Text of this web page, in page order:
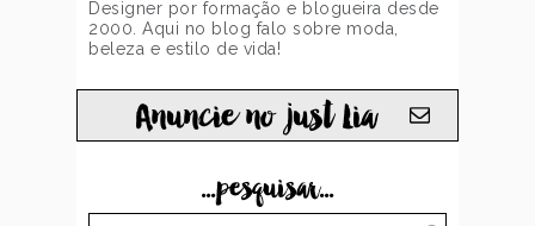
Designer por formação e blogueira desde
2000. Aqui no blog falo sobre moda,
beleza e estilo de vida!
Anuncie no just Lia
...pesquisar...